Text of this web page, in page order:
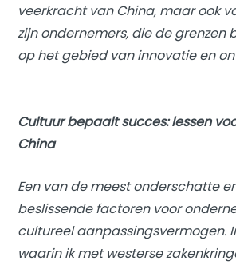
veerkracht van China, maar ook
zijn ondernemers, die de grenzen
op het gebied van innovatie en
Cultuur bepaalt succes: lessen
China
Een van de meest onderschatte
beslissende factoren voor
cultureel aanpassingsvermogen.
waarin ik met westerse